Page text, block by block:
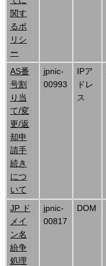
関す
るポ
リシ
ー
AS番
号割
り当
て/変
更/返
却申
請手
続き
につ
いて
jpnic-
00993
IPア
ドレ
ス
JP ド
メイ
ン名
紛争
処理
jpnic-
00817
DOM